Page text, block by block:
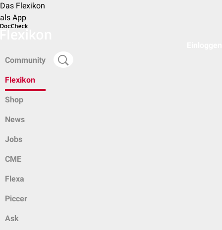
Das Flexikon
als App
Community
Flexikon
Shop
News
Jobs
CME
Flexa
Piccer
Ask